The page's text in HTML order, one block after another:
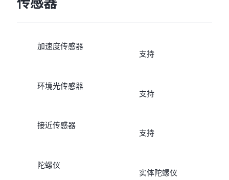
传感器
加速度传感器
支持
环境光传感器
支持
接近传感器
支持
陀螺仪
实体陀螺仪